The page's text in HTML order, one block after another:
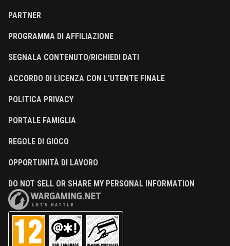
PARTNER
PROGRAMMA DI AFFILIAZIONE
SEGNALA CONTENUTO/RICHIEDI DATI
ACCORDO DI LICENZA CON L'UTENTE FINALE
POLITICA PRIVACY
PORTALE FAMIGLIA
REGOLE DI GIOCO
OPPORTUNITÀ DI LAVORO
DO NOT SELL OR SHARE MY PERSONAL INFORMATION